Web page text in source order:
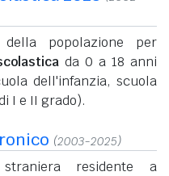
della popolazione per
da 0 a 18 anni
dell'infanzia, scuola
I e II grado).
(2003-2025)
straniera residente a